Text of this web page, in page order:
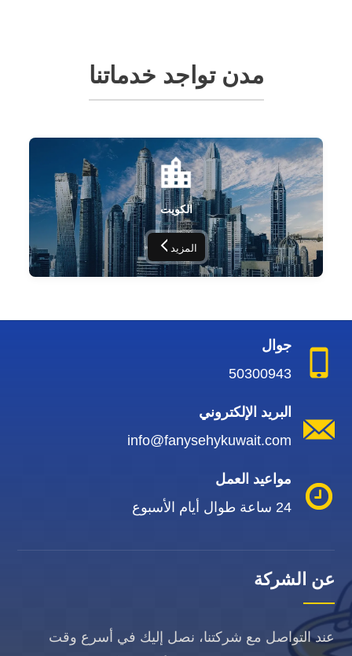
مدن تواجد خدماتنا
الكويت
المزيد
جوال
50300943
البريد الإلكتروني
info@fanysehykuwait.com
مواعيد العمل
24 ساعة طوال أيام الأسبوع
عن الشركة
عند التواصل مع شركتنا، نصل إليك في أسرع وقت